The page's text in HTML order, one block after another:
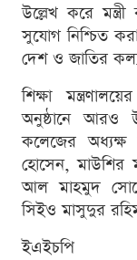
উল্লেখ করে মন্ত্রী
সুযোগ নিশ্চিত
দেশ ও জাতির
শিক্ষা
অনুষ্ঠানে আরও
কলেজের অধ্যক্ষ
হোসেন, মাউশির
আল মাহমুদ
সিইও মাসুদুর
ইএইচপি